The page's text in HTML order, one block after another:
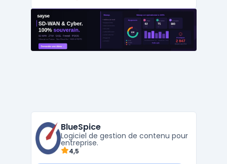
digital ecosystem for their employees. With
features like custom branding, private
social networks ...
BlueSpice
Logiciel de gestion de contenu pour
entreprise.
4,5